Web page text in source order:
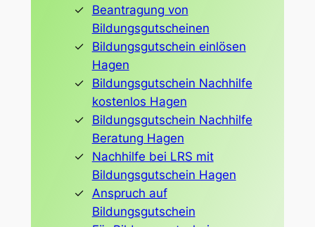
Beantragung von
Bildungsgutscheinen
Bildungsgutschein einlösen
Hagen
Bildungsgutschein Nachhilfe
kostenlos Hagen
Bildungsgutschein Nachhilfe
Beratung Hagen
Nachhilfe bei LRS mit
Bildungsgutschein Hagen
Anspruch auf
Bildungsgutschein